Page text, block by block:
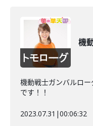
機
機動戦士ガンバルロ
です！！
2023.07.31 |00:06:32